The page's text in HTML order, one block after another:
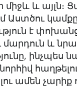
միջև և այլն։
Աստծու
է
մարդուն և
ինչպես
ամեն չարիք